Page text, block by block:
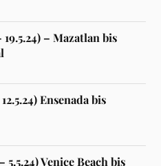
19.5.24) – Mazatlan bis
Ensenada bis
5.5.24) Venice Beach bis